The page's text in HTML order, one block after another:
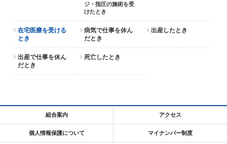
ジ・指圧の施術を受
けたとき
在宅医療を受ける
とき
病気で仕事を休ん
だとき
出産したとき
出産で仕事を休ん
だとき
死亡したとき
組合案内 アクセス
個人情報保護について マイナンバー制度